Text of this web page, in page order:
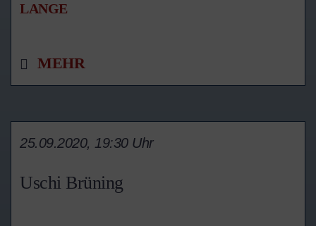
LANGE
MEHR
Uschi Brüning
25.09.2020, 19:30 Uhr